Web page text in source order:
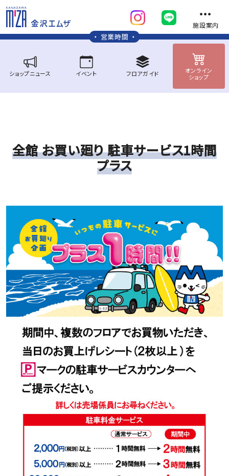
施設案内
営業時間
ショップニュース イベント フロアガイド
オンライン
ショップ
全館 お買い廻り 駐車サービス1時間
プラス